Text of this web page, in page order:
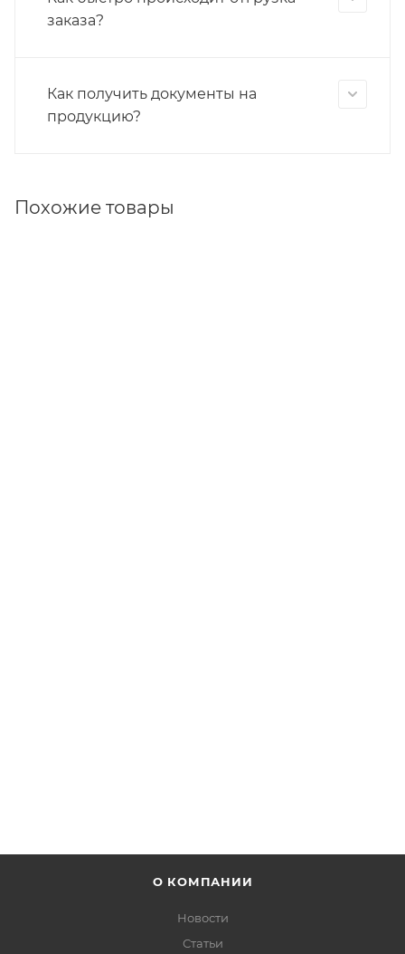
заказа?
Как получить документы на
продукцию?
Похожие товары
О КОМПАНИИ
Новости
Статьи